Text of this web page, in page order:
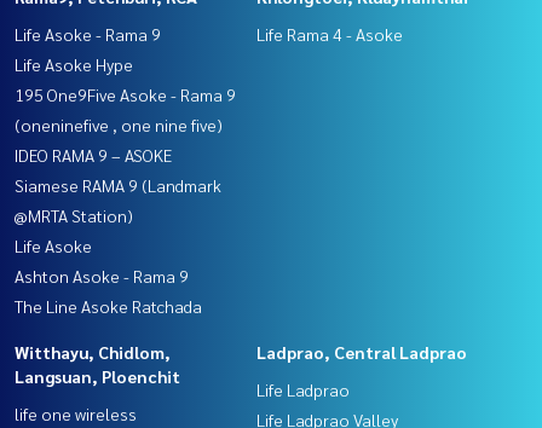
Life Asoke - Rama 9
Life Asoke Hype
195 One9Five Asoke - Rama 9
(oneninefive , one nine five)
IDEO RAMA 9 – ASOKE
Siamese RAMA 9 (Landmark
@MRTA Station)
Life Asoke
Ashton Asoke - Rama 9
The Line Asoke Ratchada
Life Rama 4 - Asoke
Witthayu, Chidlom,
Langsuan, Ploenchit
life one wireless
Ladprao, Central Ladprao
Life Ladprao
Life Ladprao Valley